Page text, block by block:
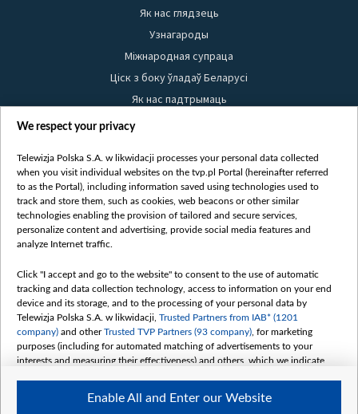
Як нас глядзець
Узнагароды
Міжнародная супраца
Ціск з боку ўладаў Беларусі
Як нас падтрымаць
Правілы выкарыстання матэрыялаў
Бяспека
Youtube
Белсат news
Белсат Shorts
Жэстачайшы мульт
Belsat English
Biełsat PL
Белсат Now
Белсат History
Белсат Music
Белсат Doc
We respect your privacy
Telewizja Polska S.A. w likwidacji processes your personal data collected
when you visit individual websites on the tvp.pl Portal (hereinafter referred
to as the Portal), including information saved using technologies used to
track and store them, such as cookies, web beacons or other similar
technologies enabling the provision of tailored and secure services,
personalize content and advertising, provide social media features and
analyze Internet traffic.
Click "I accept and go to the website" to consent to the use of automatic
tracking and data collection technology, access to information on your end
device and its storage, and to the processing of your personal data by
Telewizja Polska S.A. w likwidacji, Trusted Partners from IAB* (1201
company) and otherTrusted TVP Partners (93 company) , for marketing
purposes (including for automated matching of advertisements to your
interests and measuring their effectiveness) and others, which we indicate
The purposes of processing your data by TVP S.A. w likwidacji are as
Enable All and Enter our Website